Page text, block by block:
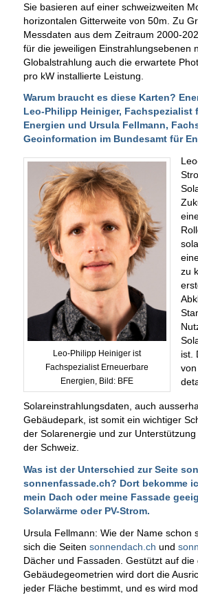
Sie basieren auf einer schweizweiten
horizontalen Gitterweite von 50m. Zu
Messdaten aus dem Zeitraum 2000-
für die jeweiligen Einstrahlungsebenen
Globalstrahlung auch die erwartete
pro kW installierte Leistung.
Warum braucht es diese Karten?
Leo-Philipp Heiniger, Fachspezialist
Energien und Ursula Fellmann,
Geoinformation im Bundesamt für
Leo-Philipp Heiniger ist
Fachspezialist Erneuerbare
Energien, Bild: BFE
zu
ist.
Solareinstrahlungsdaten, auch
Gebäudepark, ist somit ein wichtiger
der Solarenergie und zur
der Schweiz.
Was ist der Unterschied zur Seite
sonnenfassade.ch? Dort bekomme
mein Dach oder meine Fassade
Solarwärme oder PV-Strom.
Ursula Fellmann: Wie der Name schon
sich die Seiten sonnendach.ch und
Dächer und Fassaden. Gestützt auf die
Gebäudegeometrien wird dort die
jeder Fläche bestimmt, und es wird